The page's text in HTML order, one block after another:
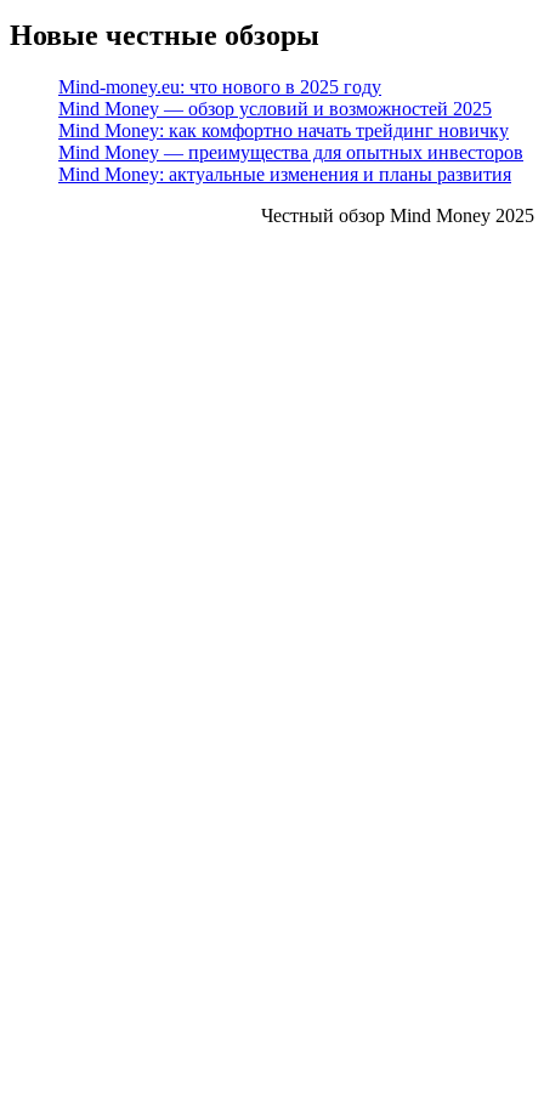
Новые честные обзоры
Mind-money.eu: что нового в 2025 году
Mind Money — обзор условий и возможностей 2025
Mind Money: как комфортно начать трейдинг новичку
Mind Money — преимущества для опытных инвесторов
Mind Money: актуальные изменения и планы развития
Честный обзор Mind Money 2025